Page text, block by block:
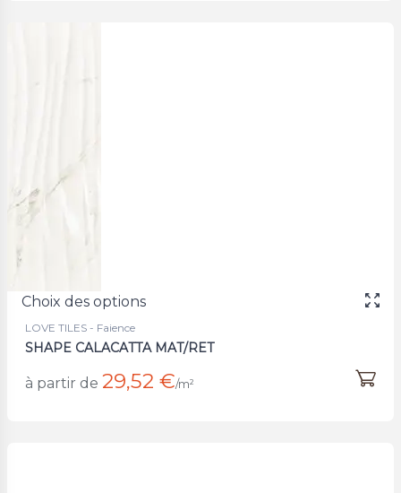
Choix des options
LOVE TILES - Faience
SHAPE CALACATTA MAT/RET
à partir de 29,52 €/m²